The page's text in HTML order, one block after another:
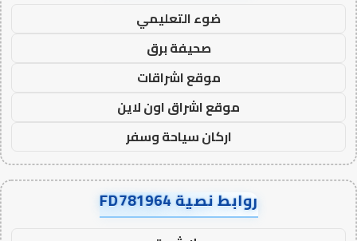
ضوء التعليمي
صحيفة برق
موقع اشراقات
موقع اشراق اون لاين
اركان سياحة وسفر
روابط نصية FD781964